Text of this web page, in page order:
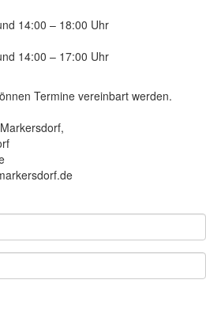
14:00 – 18:00 Uhr
14:00 – 17:00 Uhr
Termine vereinbart werden.